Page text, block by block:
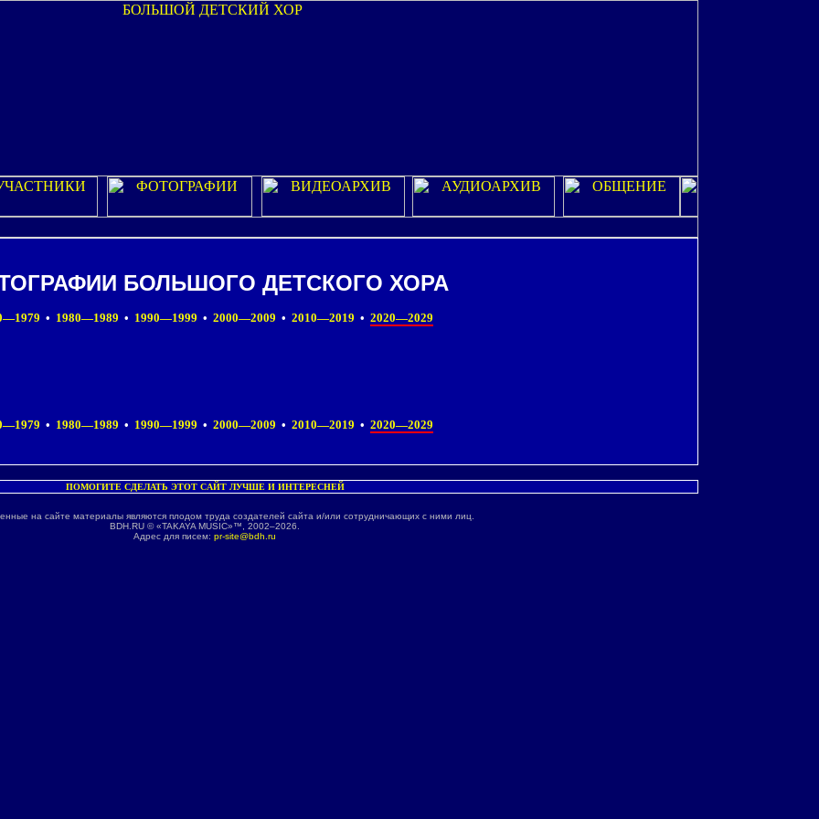
БОЛЬШОГО ДЕТСКОГО ХОРА
• 1980—1989 • 1990—1999 • 2000—2009 • 2010—2019 • 2020—2029
• 1980—1989 • 1990—1999 • 2000—2009 • 2010—2019 • 2020—2029
ПОМОГИТЕ СДЕЛАТЬ ЭТОТ САЙТ ЛУЧШЕ И ИНТЕРЕСНЕЙ
на сайте материалы являются плодом труда создателей сайта и/или сотрудничающих с ними лиц.
BDH.RU © «TAKAYA MUSIC»™, 2002–2026.
Адрес для писем: pr-site@bdh.ru